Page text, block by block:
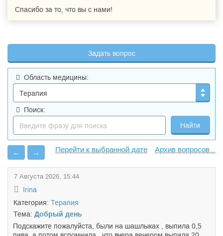
Спасибо за то, что вы с нами!
Задать вопрос
Область медицины:
Поиск:
← → Архив вопросов...
7 Августа 2026, 15:44
Irina
Категория: Терапия
Тема: Добрый день
Подскажите пожалуйста, были на шашлыках , выпила 0,5